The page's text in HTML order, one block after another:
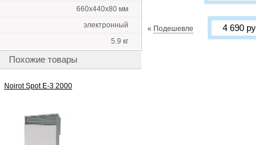
660x440x80 мм
электронный
5.9 кг
« Подешевле
Похожие товары
Noirot Spot E-3 2000